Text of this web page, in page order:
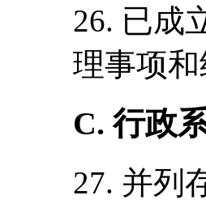
26. 已成
理事项
C. 行政
27. 并列